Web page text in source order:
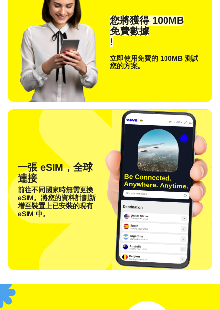
您將獲得 100MB
免費數據
!
立即使用免費的 100MB 測試
您的方案。
一張 eSIM，全球
連接
前往不同國家時無需更換
eSIM。將您的資料計劃新
增至裝置上已安裝的現有
eSIM 中。